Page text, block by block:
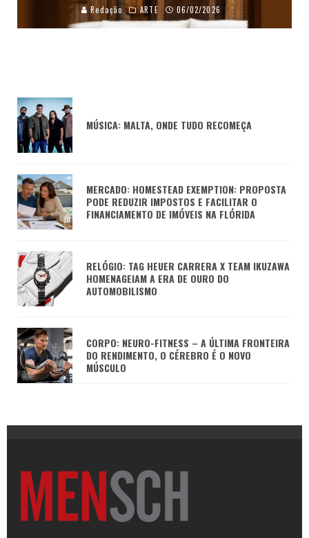
Redação ARTE 06/02/2026
MÚSICA: MALTA, ONDE TUDO RECOMEÇA
MERCADO: HOMESTEAD EXEMPTION: PROPOSTA
PODE REDUZIR IMPOSTOS E FACILITAR O
FINANCIAMENTO DE IMÓVEIS NA FLÓRIDA
RELÓGIO: TAG HEUER CARRERA X TEAM IKUZAWA
HOMENAGEIAM A ERA DE OURO DO
AUTOMOBILISMO
CORPO: NEURO-FITNESS – A ÚLTIMA FRONTEIRA
DO RENDIMENTO, O CÉREBRO É O NOVO
MÚSCULO